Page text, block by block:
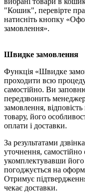
"Кошик", перевірте
натисніть кнопку
замовлення».
Швидке замовлення
Функція «Швидке
проходити всю
самостійно. Ви
передзвонить
замовлення,
товару, його
оплати і доставки.
За результатами
уточнення,
укомплектувавши
погоджується на
Отримує
чекає доставки.